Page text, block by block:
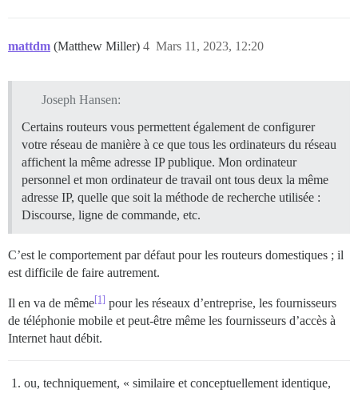
mattdm (Matthew Miller) Mars 11, 2023, 12:20
4
Joseph Hansen:
Certains routeurs vous permettent également de configurer
votre réseau de manière à ce que tous les ordinateurs du réseau
affichent la même adresse IP publique. Mon ordinateur
personnel et mon ordinateur de travail ont tous deux la même
adresse IP, quelle que soit la méthode de recherche utilisée :
Discourse, ligne de commande, etc.
C’est le comportement par défaut pour les routeurs domestiques ; il
est difficile de faire autrement.
Il en va de même[1] pour les réseaux d’entreprise, les fournisseurs
de téléphonie mobile et peut-être même les fournisseurs d’accès à
Internet haut débit.
ou, techniquement, « similaire et conceptuellement identique,